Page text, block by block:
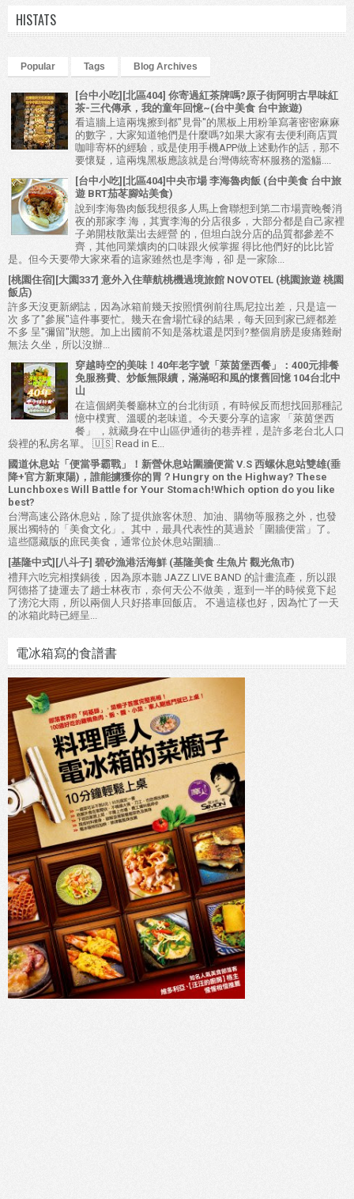
HISTATS
Popular Tags Blog Archives
[台中小吃][北區404] 你寄過紅茶牌嗎?原子街阿明古早味紅
茶-三代傳承，我的童年回憶~(台中美食 台中旅遊)
看這牆上這兩塊擦到都"見骨"的黑板上用粉筆寫著密密麻麻
的數字，大家知道牠們是什麼嗎?如果大家有去便利商店買
咖啡寄杯的經驗，或是使用手機APP做上述動作的話，那不
要懷疑，這兩塊黑板應該就是台灣傳統寄杯服務的濫觴....
[台中小吃][北區404]中央市場 李海魯肉飯 (台中美食 台中旅
遊 BRT茄苳腳站美食)
說到李海魯肉飯我想很多人馬上會聯想到第二市場賣晚餐消
夜的那家李 海，其實李海的分店很多，大部分都是自己家裡
子弟開枝散葉出去經營 的，但坦白說分店的品質都參差不
齊，其他同業爌肉的口味跟火候掌握 得比他們好的比比皆
是。但今天要帶大家來看的這家雖然也是李海，卻 是一家除...
[桃園住宿][大園337] 意外入住華航桃機過境旅館 NOVOTEL (桃園旅遊 桃園
飯店)
許多天沒更新網誌，因為冰箱前幾天按照慣例前往馬尼拉出差，只是這一
次 多了"參展"這件事要忙。幾天在會場忙碌的結果，每天回到家已經都差
不多 呈"彌留"狀態。加上出國前不知是落枕還是閃到?整個肩膀是痠痛難耐
無法 久坐，所以沒辦...
穿越時空的美味！40年老字號「萊茵堡西餐」：400元排餐
免服務費、炒飯無限續，滿滿昭和風的懷舊回憶 104台北中
山
在這個網美餐廳林立的台北街頭，有時候反而想找回那種記
憶中樸實、溫暖的老味道。今天要分享的這家 「萊茵堡西
餐」 ，就藏身在中山區伊通街的巷弄裡，是許多老台北人口
袋裡的私房名單。 🇺🇸 Read in E...
國道休息站「便當爭霸戰」！新營休息站圍牆便當 V.S 西螺休息站雙雄(垂
降+官方新東陽)，誰能擄獲你的胃？Hungry on the Highway? These
Lunchboxes Will Battle for Your Stomach!Which option do you like
best?
台灣高速公路休息站，除了提供旅客休憩、加油、購物等服務之外，也發
展出獨特的「美食文化」。其中，最具代表性的莫過於「圍牆便當」了。
這些隱藏版的庶民美食，通常位於休息站圍牆...
[基隆中式][八斗子] 碧砂漁港活海鮮 (基隆美食 生魚片 觀光魚市)
禮拜六吃完相撲鍋後，因為原本聽 JAZZ LIVE BAND 的計畫流產，所以跟
阿德搭了捷運去了趟士林夜市，奈何天公不做美，逛到一半的時候竟下起
了滂沱大雨，所以兩個人只好搭車回飯店。 不過這樣也好，因為忙了一天
的冰箱此時已經呈...
電冰箱寫的食譜書